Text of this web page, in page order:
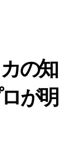
の知
が明